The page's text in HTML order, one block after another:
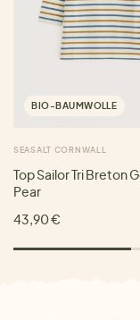
BIO-BAUMWOLLE
SEASALT CORNWALL
Top Sailor Tri Breton
Pear
43,90 €